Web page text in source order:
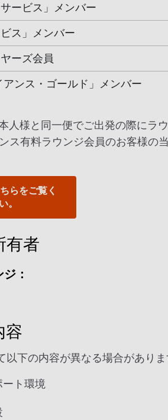
ービス」メンバー
ス」メンバー
ーズ会員
アンス・ゴールド」メンバー
人様と同一便でご出発の際にラ
ス有料ラウンジ会員のお客様の
らをご覧く
。
有者
：
容
以下の内容が異なる場合がありま
ート環境